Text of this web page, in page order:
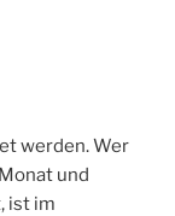
werden. Wer
und
ist im